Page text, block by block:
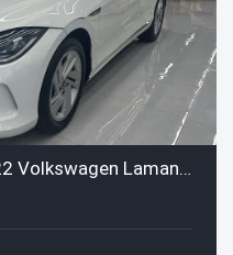
Volkswagen Lamando 2022 Volkswagen LamandoL 280TSI DSG